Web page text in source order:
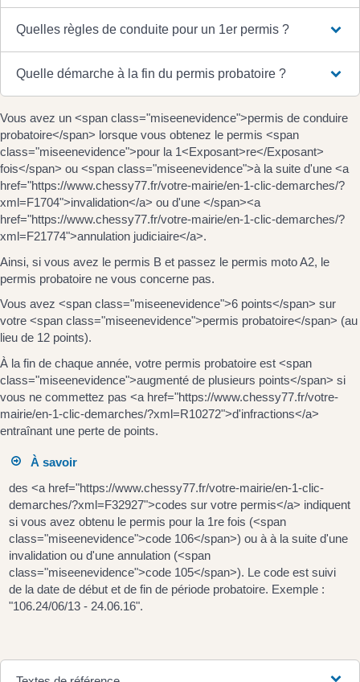
Quelles règles de conduite pour un 1er permis ?
Quelle démarche à la fin du permis probatoire ?
Vous avez un <span class="miseenevidence">permis de conduire
probatoire</span> lorsque vous obtenez le permis <span
class="miseenevidence">pour la 1<Exposant>re</Exposant>
fois</span> ou <span class="miseenevidence">à la suite d'une <a
href="https://www.chessy77.fr/votre-mairie/en-1-clic-demarches/?
xml=F1704">invalidation</a> ou d'une </span><a
href="https://www.chessy77.fr/votre-mairie/en-1-clic-demarches/?
xml=F21774">annulation judiciaire</a>.
Ainsi, si vous avez le permis B et passez le permis moto A2, le
permis probatoire ne vous concerne pas.
Vous avez <span class="miseenevidence">6 points</span> sur
votre <span class="miseenevidence">permis probatoire</span> (au
lieu de 12 points).
À la fin de chaque année, votre permis probatoire est <span
class="miseenevidence">augmenté de plusieurs points</span> si
vous ne commettez pas <a href="https://www.chessy77.fr/votre-
mairie/en-1-clic-demarches/?xml=R10272">d'infractions</a>
entraînant une perte de points.
À savoir
des <a href="https://www.chessy77.fr/votre-mairie/en-1-clic-
demarches/?xml=F32927">codes sur votre permis</a> indiquent
si vous avez obtenu le permis pour la 1re fois (<span
class="miseenevidence">code 106</span>) ou à à la suite d'une
invalidation ou d'une annulation (<span
class="miseenevidence">code 105</span>). Le code est suivi
de la date de début et de fin de période probatoire. Exemple :
"106.24/06/13 - 24.06.16".